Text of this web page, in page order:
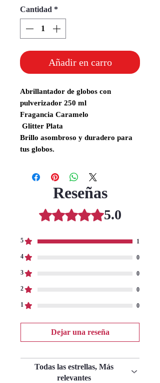
Cantidad *
Añadir en carro
Abrillantador de globos con
pulverizador 250 ml
Fragancia Caramelo
Glitter Plata
Brillo asombroso y duradero para
tus globos.
Reseñas
Obtuvo 5 de 5 estrellas.
5.0
5 1
4 0
3 0
2 0
1 0
Dejar una reseña
Todas las estrellas, Más
relevantes